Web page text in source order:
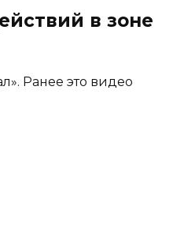
в зоне
Ранее это видео